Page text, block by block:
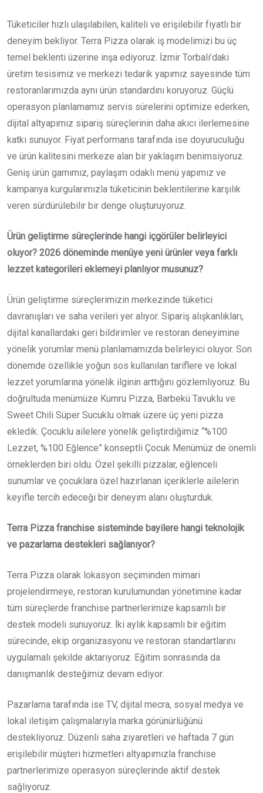
Tüketiciler hızlı ulaşılabilen, kaliteli ve erişilebilir fiyatlı bir
deneyim bekliyor. Terra Pizza olarak iş modelimizi bu üç
temel beklenti üzerine inşa ediyoruz. İzmir Torbalı’daki
üretim tesisimiz ve merkezi tedarik yapımız sayesinde tüm
restoranlarımızda aynı ürün standardını koruyoruz. Güçlü
operasyon planlamamız servis sürelerini optimize ederken,
dijital altyapımız sipariş süreçlerinin daha akıcı ilerlemesine
katkı sunuyor. Fiyat performans tarafında ise doyuruculuğu
ve ürün kalitesini merkeze alan bir yaklaşım benimsiyoruz.
Geniş ürün gamımız, paylaşım odaklı menü yapımız ve
kampanya kurgularımızla tüketicinin beklentilerine karşılık
veren sürdürülebilir bir denge oluşturuyoruz.
Ürün geliştirme süreçlerinde hangi içgörüler belirleyici
oluyor? 2026 döneminde menüye yeni ürünler veya farklı
lezzet kategorileri eklemeyi planlıyor musunuz?
Ürün geliştirme süreçlerimizin merkezinde tüketici
davranışları ve saha verileri yer alıyor. Sipariş alışkanlıkları,
dijital kanallardaki geri bildirimler ve restoran deneyimine
yönelik yorumlar menü planlamamızda belirleyici oluyor. Son
dönemde özellikle yoğun sos kullanılan tariflere ve lokal
lezzet yorumlarına yönelik ilginin arttığını gözlemliyoruz. Bu
doğrultuda menümüze Kumru Pizza, Barbekü Tavuklu ve
Sweet Chili Süper Sucuklu olmak üzere üç yeni pizza
ekledik. Çocuklu ailelere yönelik geliştirdiğimiz “%100
Lezzet, %100 Eğlence” konseptli Çocuk Menümüz de önemli
örneklerden biri oldu. Özel şekilli pizzalar, eğlenceli
sunumlar ve çocuklara özel hazırlanan içeriklerle ailelerin
keyifle tercih edeceği bir deneyim alanı oluşturduk.
Terra Pizza franchise sisteminde bayilere hangi teknolojik
ve pazarlama destekleri sağlanıyor?
Terra Pizza olarak lokasyon seçiminden mimari
projelendirmeye, restoran kurulumundan yönetimine kadar
tüm süreçlerde franchise partnerlerimize kapsamlı bir
destek modeli sunuyoruz. İki aylık kapsamlı bir eğitim
sürecinde, ekip organizasyonu ve restoran standartlarını
uygulamalı şekilde aktarıyoruz. Eğitim sonrasında da
danışmanlık desteğimiz devam ediyor.
Pazarlama tarafında ise TV, dijital mecra, sosyal medya ve
lokal iletişim çalışmalarıyla marka görünürlüğünü
destekliyoruz. Düzenli saha ziyaretleri ve haftada 7 gün
erişilebilir müşteri hizmetleri altyapımızla franchise
partnerlerimize operasyon süreçlerinde aktif destek
sağlıyoruz.